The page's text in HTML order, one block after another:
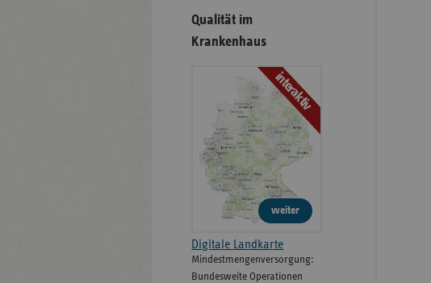
Qualität im
Krankenhaus
interaktiv
weiter
Digitale Landkarte
Mindestmengenversorgung:
Bundesweite Operationen